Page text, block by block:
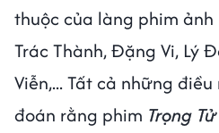
thuộc của làng phim
Trác Thành, Đặng Vi, Lý
Viễn,... Tất cả những
đoán rằng phim Trọng Tử